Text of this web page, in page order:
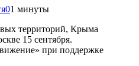
01 минуты
территорий, Крыма
15 сентября.
при поддержке